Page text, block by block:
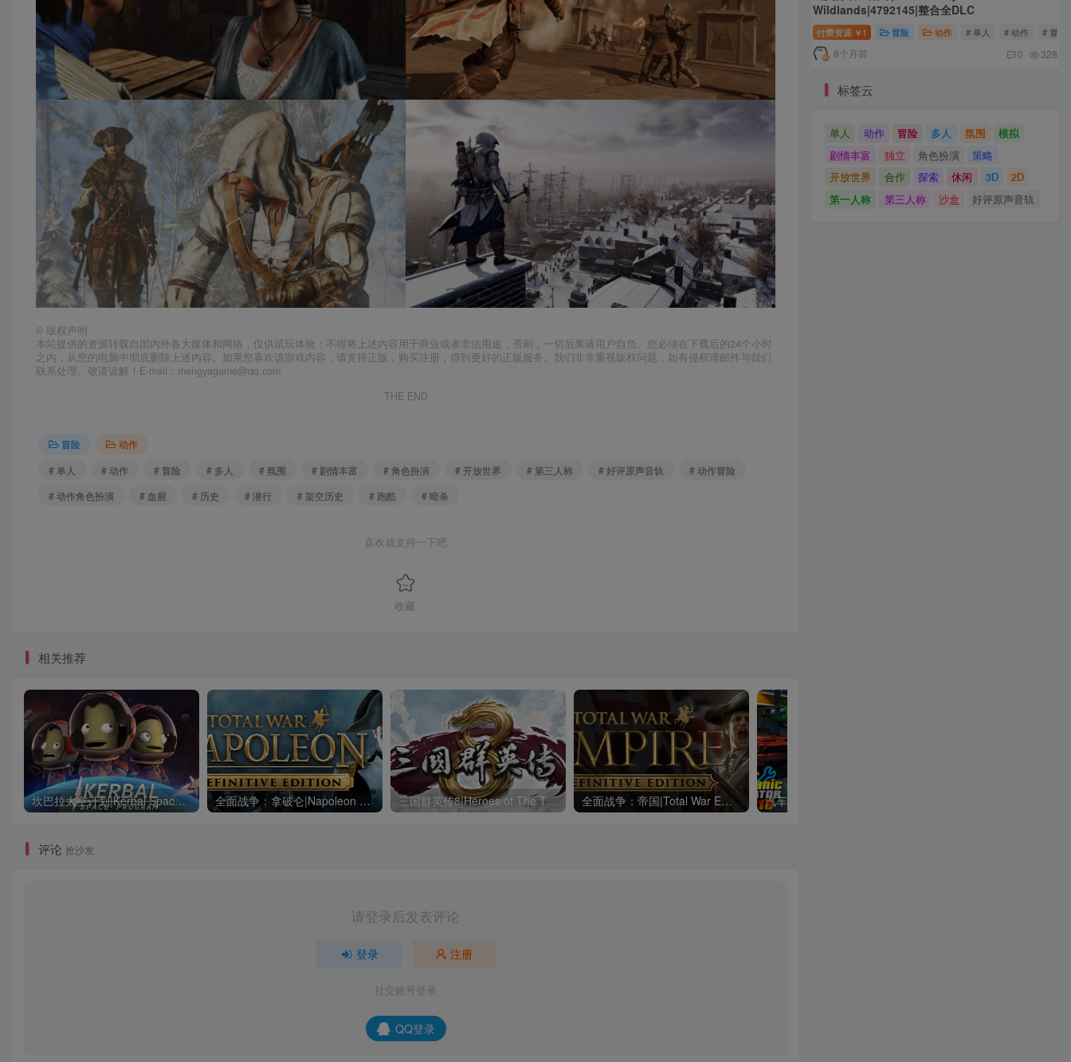
© 版权声明
本站提供的资源转载自国内外各大媒体和网络，仅供试玩体验；不得将上述内容用于商业或者非法用途，否则，一切后果请用户自负。您必须在下载后的24个小时
之内，从您的电脑中彻底删除上述内容。如果您喜欢该游戏内容，请支持正版，购买注册，得到更好的正版服务。我们非常重视版权问题，如有侵权请邮件与我们
联系处理。敬请谅解！E-mail：mengyagame@qq.com
THE END
冒险
动作
# 单人
# 动作 # 冒险 # 多人 # 氛围 # 剧情丰富 # 角色扮演 # 开放世界 # 第三人称 # 好评原声音轨
# 动作冒险
# 动作角色扮演
# 血腥 # 历史 # 潜行 # 架空历史 # 跑酷 # 暗杀
喜欢就支持一下吧
收藏
相关推荐
坎巴拉太空计划|Kerbal Space Program|1.12.5.3190|整合全DLC 全面战争：拿破仑|Napoleon Total War|1.3.0|整合全DLC 三国群英传8|Heroes of The Three Kingdoms 8|2.3.1|整合全DLC 全面战争：帝国|Total War Empire|1.5.0|整合全DLC
评论 抢沙发
请登录后发表评论
登录 注册
社交账号登录
QQ登录
Wildlands|4792145|整合全DLC
付费资源 ￥ 1 冒险 动作 # 单人 # 动作 # 冒险
8个月前 0 328
标签云
单人 动作 冒险 多人 氛围
模拟
剧情丰富
独立 角色扮演
策略
开放世界
合作 探索 休闲 3D
2D
第一人称
第三人称 沙盒 好评原声音轨